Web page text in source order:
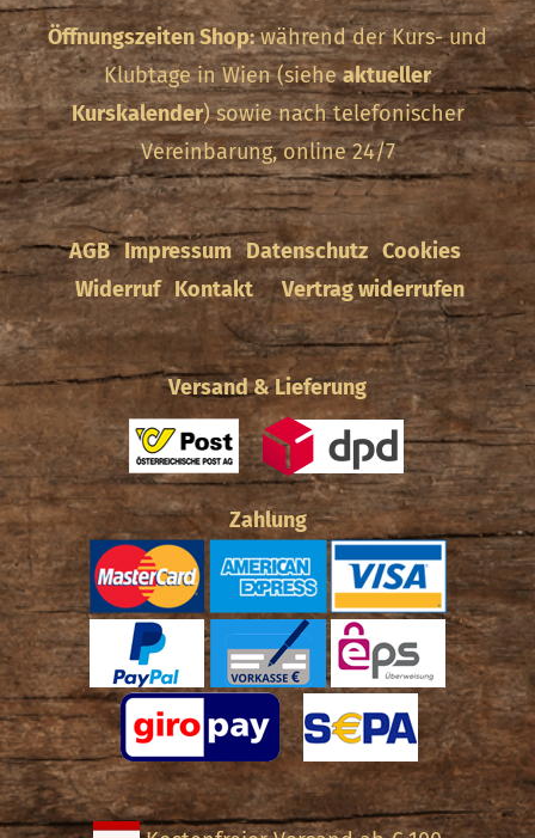
Öffnungszeiten Shop:während der Kurs- und
Klubtage in Wien (sieheaktueller
Kurskalender) sowie nach telefonischer
Vereinbarung, online 24/7
AGB Impressum Datenschutz Cookies
Widerruf Kontakt Vertrag widerrufen
Versand & Lieferung
Zahlung